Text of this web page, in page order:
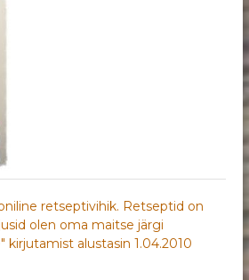
retseptivihik. Retseptid on
olen oma maitse järgi
kirjutamist alustasin 1.04.2010